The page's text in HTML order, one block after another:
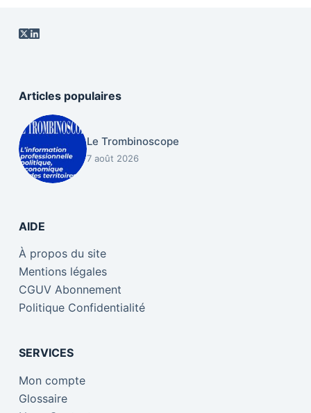
Articles populaires
Le Trombinoscope
7 août 2026
AIDE
À propos du site
Mentions légales
CGUV Abonnement
Politique Confidentialité
SERVICES
Mon compte
Glossaire